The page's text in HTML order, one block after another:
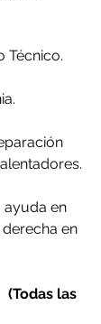
Técnico.
ayuda en
en
(Todas las